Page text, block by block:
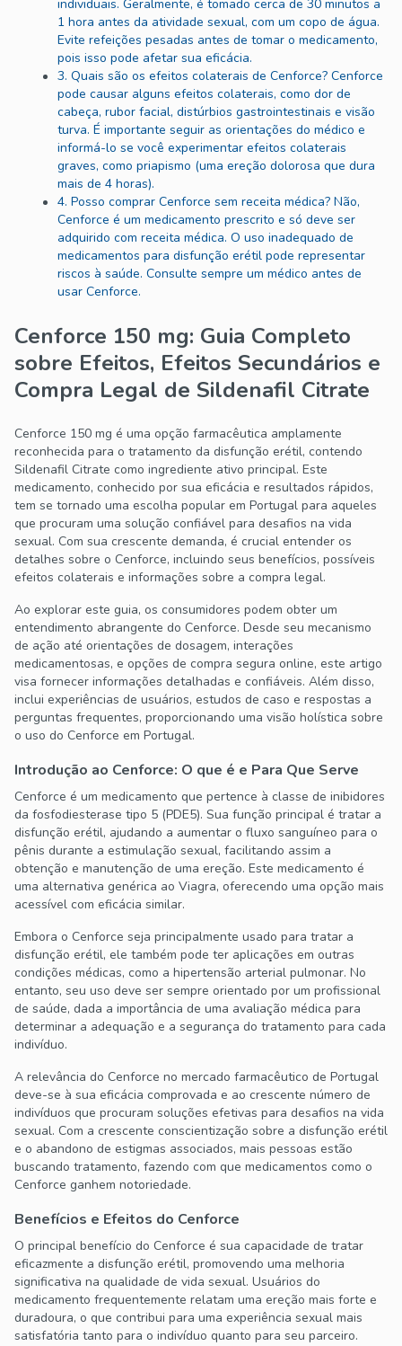
individuais. Geralmente, é tomado cerca de 30 minutos a
1 hora antes da atividade sexual, com um copo de água.
Evite refeições pesadas antes de tomar o medicamento,
pois isso pode afetar sua eficácia.
3. Quais são os efeitos colaterais de Cenforce? Cenforce
pode causar alguns efeitos colaterais, como dor de
cabeça, rubor facial, distúrbios gastrointestinais e visão
turva. É importante seguir as orientações do médico e
informá-lo se você experimentar efeitos colaterais
graves, como priapismo (uma ereção dolorosa que dura
mais de 4 horas).
4. Posso comprar Cenforce sem receita médica? Não,
Cenforce é um medicamento prescrito e só deve ser
adquirido com receita médica. O uso inadequado de
medicamentos para disfunção erétil pode representar
riscos à saúde. Consulte sempre um médico antes de
usar Cenforce.
Cenforce 150 mg: Guia Completo
sobre Efeitos, Efeitos Secundários e
Compra Legal de Sildenafil Citrate
Cenforce 150 mg é uma opção farmacêutica amplamente
reconhecida para o tratamento da disfunção erétil, contendo
Sildenafil Citrate como ingrediente ativo principal. Este
medicamento, conhecido por sua eficácia e resultados rápidos,
tem se tornado uma escolha popular em Portugal para aqueles
que procuram uma solução confiável para desafios na vida
sexual. Com sua crescente demanda, é crucial entender os
detalhes sobre o Cenforce, incluindo seus benefícios, possíveis
efeitos colaterais e informações sobre a compra legal.
Ao explorar este guia, os consumidores podem obter um
entendimento abrangente do Cenforce. Desde seu mecanismo
de ação até orientações de dosagem, interações
medicamentosas, e opções de compra segura online, este artigo
visa fornecer informações detalhadas e confiáveis. Além disso,
inclui experiências de usuários, estudos de caso e respostas a
perguntas frequentes, proporcionando uma visão holística sobre
o uso do Cenforce em Portugal.
Introdução ao Cenforce: O que é e Para Que Serve
Cenforce é um medicamento que pertence à classe de inibidores
da fosfodiesterase tipo 5 (PDE5). Sua função principal é tratar a
disfunção erétil, ajudando a aumentar o fluxo sanguíneo para o
pênis durante a estimulação sexual, facilitando assim a
obtenção e manutenção de uma ereção. Este medicamento é
uma alternativa genérica ao Viagra, oferecendo uma opção mais
acessível com eficácia similar.
Embora o Cenforce seja principalmente usado para tratar a
disfunção erétil, ele também pode ter aplicações em outras
condições médicas, como a hipertensão arterial pulmonar. No
entanto, seu uso deve ser sempre orientado por um profissional
de saúde, dada a importância de uma avaliação médica para
determinar a adequação e a segurança do tratamento para cada
indivíduo.
A relevância do Cenforce no mercado farmacêutico de Portugal
deve-se à sua eficácia comprovada e ao crescente número de
indivíduos que procuram soluções efetivas para desafios na vida
sexual. Com a crescente conscientização sobre a disfunção erétil
e o abandono de estigmas associados, mais pessoas estão
buscando tratamento, fazendo com que medicamentos como o
Cenforce ganhem notoriedade.
Benefícios e Efeitos do Cenforce
O principal benefício do Cenforce é sua capacidade de tratar
eficazmente a disfunção erétil, promovendo uma melhoria
significativa na qualidade de vida sexual. Usuários do
medicamento frequentemente relatam uma ereção mais forte e
duradoura, o que contribui para uma experiência sexual mais
satisfatória tanto para o indivíduo quanto para seu parceiro.